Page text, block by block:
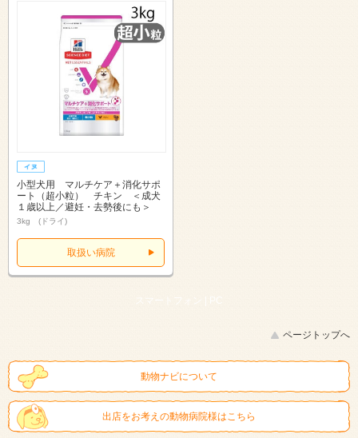
小型犬用 マルチケア＋消化サポ
ート（超小粒） チキン ＜成犬
１歳以上／避妊・去勢後にも＞
3kg (ドライ)
取扱い病院
スマートフォン |
ページトップへ
動物ナビについて
出店をお考えの動物病院様はこちら